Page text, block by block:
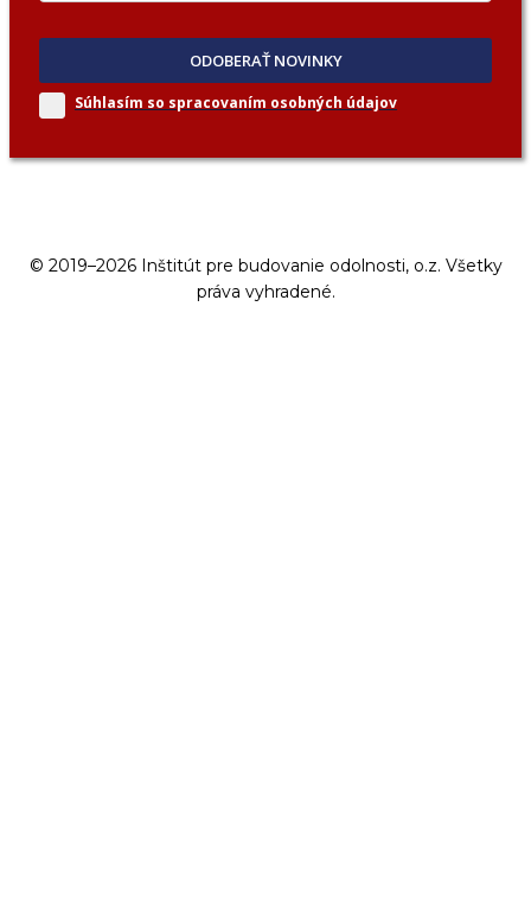
ODOBERAŤ NOVINKY
Súhlasím so spracovaním osobných údajov
© 2019–2026 Inštitút pre budovanie odolnosti, o.z. Všetky
práva vyhradené.